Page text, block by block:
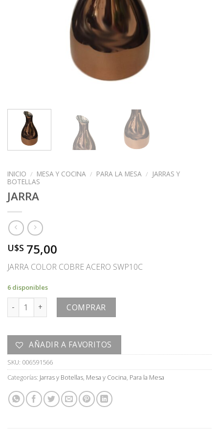
INICIO / MESA Y COCINA / PARA LA MESA / JARRAS Y
BOTELLAS
JARRA
U$S 75,00
JARRA COLOR COBRE ACERO SWP10C
6 disponibles
JARRA cantidad COMPRAR
AÑADIR A FAVORITOS
SKU: 006591566
Categorías: Jarras y Botellas, Mesa y Cocina, Para la Mesa